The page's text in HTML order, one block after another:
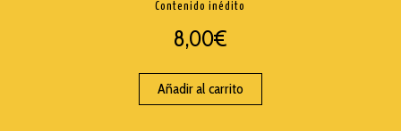
Contenido inédito
8,00€
Añadir al carrito